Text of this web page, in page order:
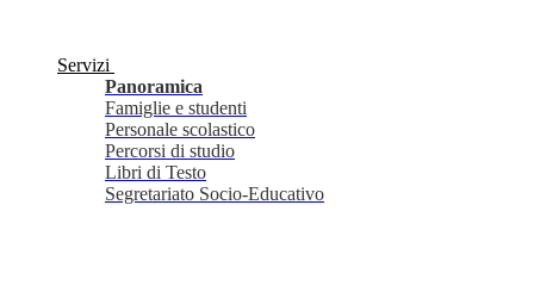
Servizi
Panoramica
Famiglie e studenti
Personale scolastico
Percorsi di studio
Libri di Testo
Segretariato Socio-Educativo